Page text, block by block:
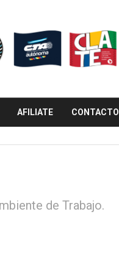
AFILIATE CONTACTO
de Trabajo.